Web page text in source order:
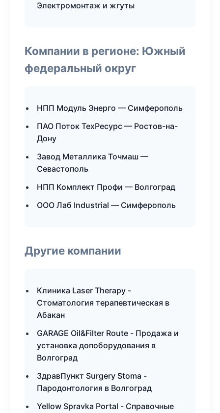
Электромонтаж и жгуты
Компании в регионе: Южный
федеральный округ
НПП Модуль Энерго — Симферополь
ПАО Поток ТехРесурс — Ростов-на-
Дону
Завод Металлика Точмаш —
Севастополь
НПП Комплект Профи — Волгоград
ООО Лаб Industrial — Симферополь
Другие компании
Клиника Laser Therapy -
Стоматология терапевтическая в
Абакан
GARAGE Oil&Filter Route - Продажа и
установка допоборудования в
Волгоград
ЗдравПункт Surgery Stoma -
Пародонтология в Волгоград
Yellow Spravka Portal - Справочные